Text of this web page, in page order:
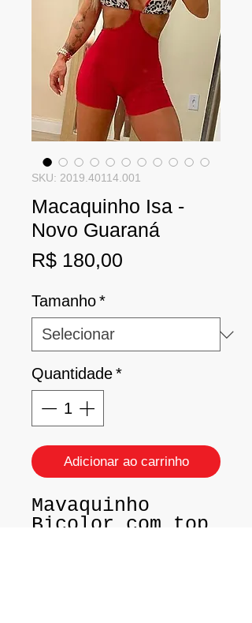
SKU: 2019.40114.001
Macaquinho Isa -
Novo Guaraná
R$ 180,00
Tamanho*
Quantidade*
Adicionar ao carrinho
Mavaquinho
Bicolor com top